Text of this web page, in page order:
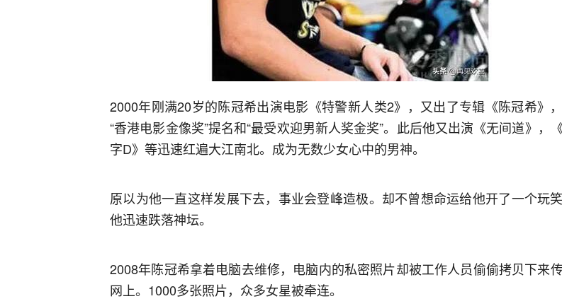
2000年刚满20岁的陈冠希出演电影《特警新人类2》，又出了专辑《陈冠希》
“香港电影金像奖”提名和“最受欢迎男新人奖金奖”。此后他又出演《无间道》，
字D》等迅速红遍大江南北。成为无数少女心中的男神。
原以为他一直这样发展下去，事业会登峰造极。却不曾想命运给他开了一个玩
他迅速跌落神坛。
2008年陈冠希拿着电脑去维修，电脑内的私密照片却被工作人员偷偷拷贝下来
网上。1000多张照片，众多女星被牵连。